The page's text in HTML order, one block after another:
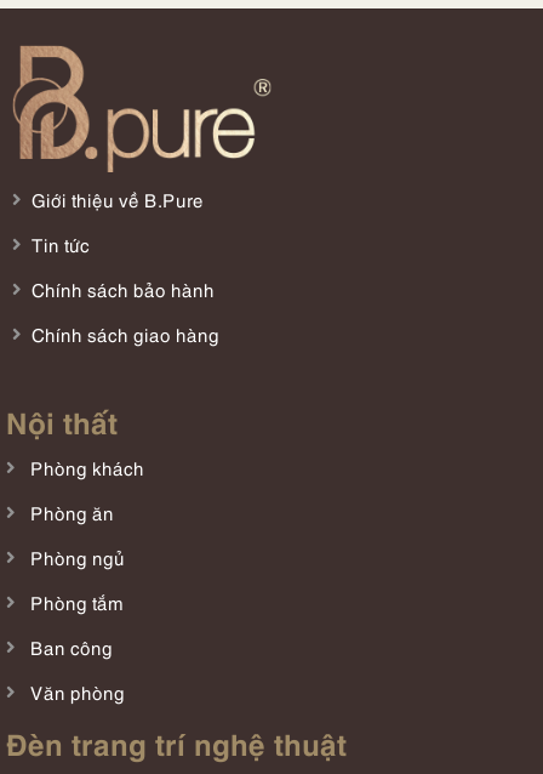
Giới thiệu về B.Pure
Tin tức
Chính sách bảo hành
Chính sách giao hàng
Nội thất
Phòng khách
Phòng ăn
Phòng ngủ
Phòng tắm
Ban công
Văn phòng
Đèn trang trí nghệ thuật